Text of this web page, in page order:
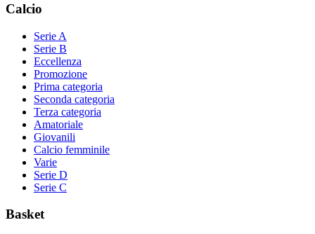
Calcio
Serie A
Serie B
Eccellenza
Promozione
Prima categoria
Seconda categoria
Terza categoria
Amatoriale
Giovanili
Calcio femminile
Varie
Serie D
Serie C
Basket